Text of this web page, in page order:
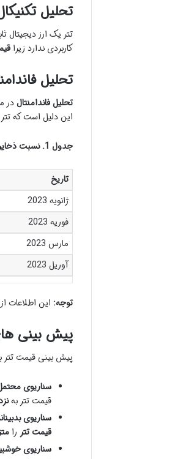
تحلیل
تتر یک ارز
کاربردی ندارد زیرا
تحلیل
تحلیل فاندامنتالدر
این دلیل است که
جدول 1. نسبت ذخایر تتر در سال 2023:
تاریخ
ژانویه 2023
فوریه 2023
مارس 2023
آوریل 2023
توجه: این اطلاعات
پیش بینی
پیش بینی قیمت تتر
سناریوی
قیمت تتر به
سناریوی
قیمت تتر را
سناریوی